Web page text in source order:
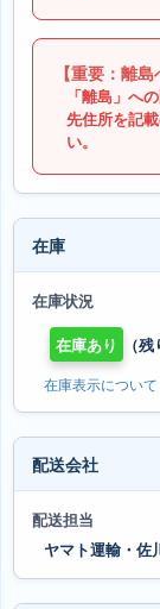
【重要：離島
「離島」へ
先住所を記載
い。
在庫
在庫状況
在庫あり
（残
在庫表示について
配送会社
配送担当
ヤマト運輸・佐